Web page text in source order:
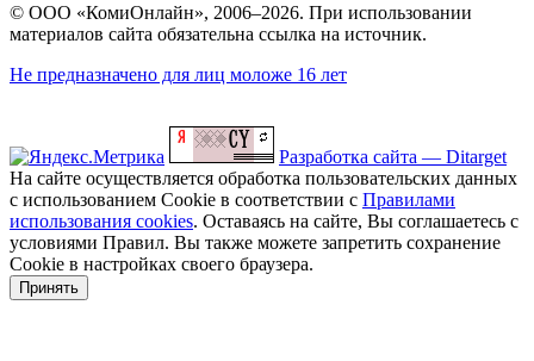
© ООО «КомиОнлайн», 2006–2026. При использовании
материалов сайта обязательна ссылка на источник.
Не предназначено для лиц моложе 16 лет
Разработка сайта — Ditarget
На сайте осуществляется обработка пользовательских данных
с использованием Cookie в соответствии с Правилами
использования cookies. Оставаясь на сайте, Вы соглашаетесь с
условиями Правил. Вы также можете запретить сохранение
Cookie в настройках своего браузера.
Принять